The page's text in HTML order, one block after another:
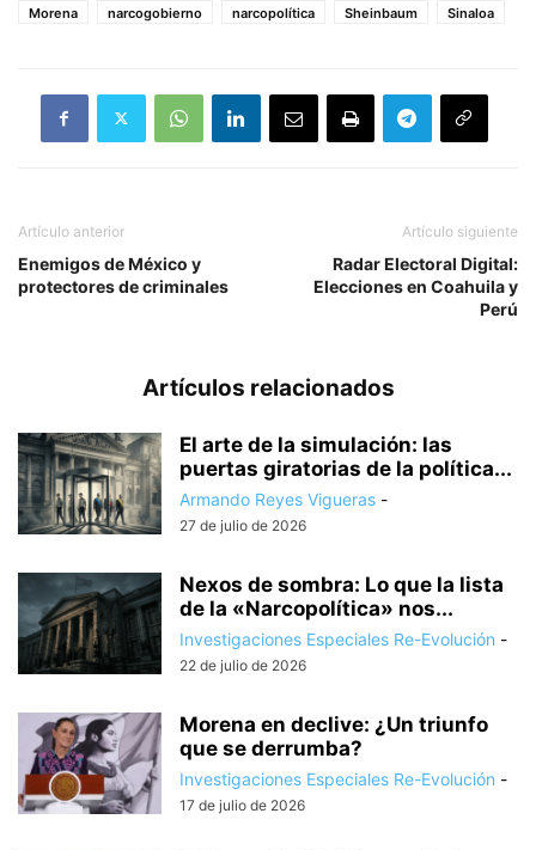
Morena
narcogobierno narcopolítica Sheinbaum Sinaloa
Artículo anterior
Enemigos de México y
protectores de criminales
Artículo siguiente
Radar Electoral Digital:
Elecciones en Coahuila y
Perú
Artículos relacionados
El arte de la simulación: las
puertas giratorias de la política...
Armando Reyes Vigueras -
27 de julio de 2026
Nexos de sombra: Lo que la lista
de la «Narcopolítica» nos...
Investigaciones Especiales Re-Evolución -
22 de julio de 2026
Morena en declive: ¿Un triunfo
que se derrumba?
Investigaciones Especiales Re-Evolución -
17 de julio de 2026